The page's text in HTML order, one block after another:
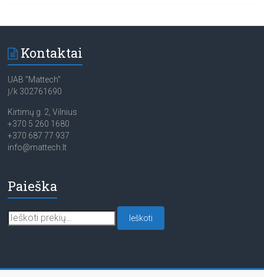
Kontaktai
UAB "Mattech"
Į/k 302761690
Kirtimų g. 2, Vilnius
+370 5 260 1680
+370 687 77 937
info@mattech.lt
Paieška
Ieškoti:
Ieškoti